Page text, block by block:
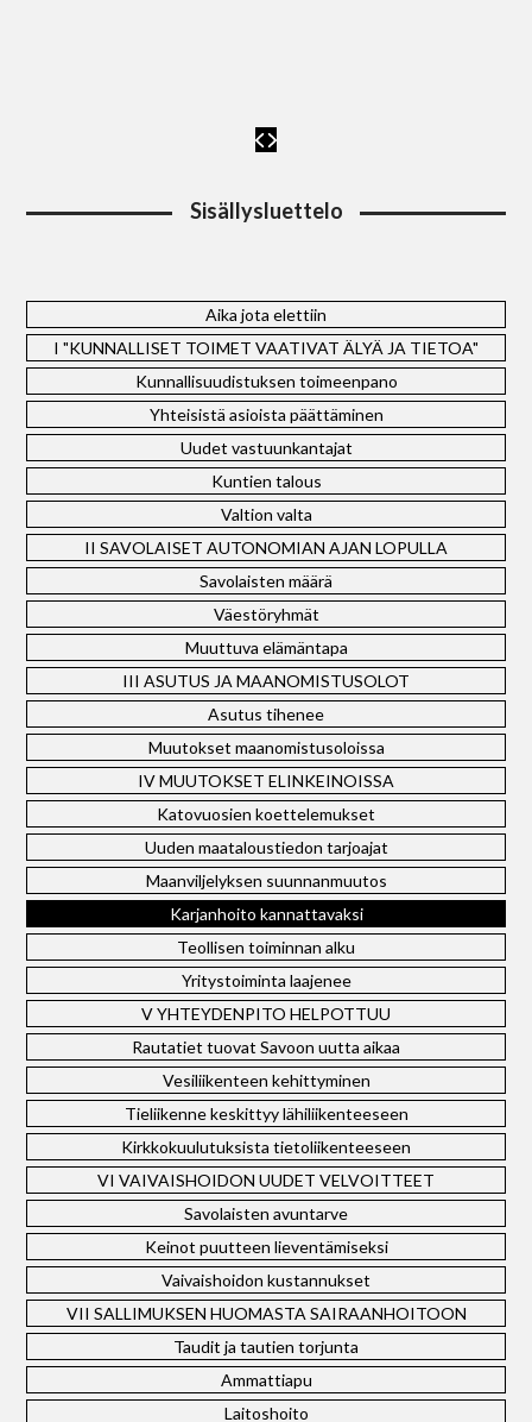
Sisällysluettelo
Aika jota elettiin
I "KUNNALLISET TOIMET VAATIVAT ÄLYÄ JA TIETOA"
Kunnallisuudistuksen toimeenpano
Yhteisistä asioista päättäminen
Uudet vastuunkantajat
Kuntien talous
Valtion valta
II SAVOLAISET AUTONOMIAN AJAN LOPULLA
Savolaisten määrä
Väestöryhmät
Muuttuva elämäntapa
III ASUTUS JA MAANOMISTUSOLOT
Asutus tihenee
Muutokset maanomistusoloissa
IV MUUTOKSET ELINKEINOISSA
Katovuosien koettelemukset
Uuden maataloustiedon tarjoajat
Maanviljelyksen suunnanmuutos
Karjanhoito kannattavaksi
Teollisen toiminnan alku
Yritystoiminta laajenee
V YHTEYDENPITO HELPOTTUU
Rautatiet tuovat Savoon uutta aikaa
Vesiliikenteen kehittyminen
Tieliikenne keskittyy lähiliikenteeseen
Kirkkokuulutuksista tietoliikenteeseen
VI VAIVAISHOIDON UUDET VELVOITTEET
Savolaisten avuntarve
Keinot puutteen lieventämiseksi
Vaivaishoidon kustannukset
VII SALLIMUKSEN HUOMASTA SAIRAANHOITOON
Taudit ja tautien torjunta
Ammattiapu
Laitoshoito